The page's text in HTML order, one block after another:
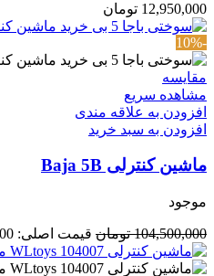
12,950,000 تومان
-10%
مقایسه
مشاهده سریع
افزودن به علاقه مندی
افزودن به سبد خرید
ماشین کنترلی Baja 5B
موجود
104,500,000 تومان قیمت اصلی: 104,500,000 تومان بود.